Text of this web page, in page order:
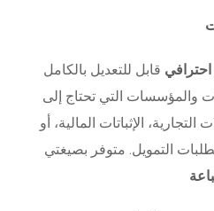
قابل للتعديل بالكامل
والمؤسسات التي تحتاج إلى
التجارية، الإثباتات المالية، أو